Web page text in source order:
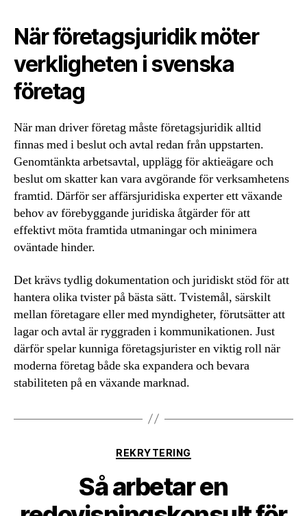
När företagsjuridik möter
verkligheten i svenska
företag
När man driver företag måste företagsjuridik alltid
finnas med i beslut och avtal redan från uppstarten.
Genomtänkta arbetsavtal, upplägg för aktieägare och
beslut om skatter kan vara avgörande för verksamhetens
framtid. Därför ser affärsjuridiska experter ett växande
behov av förebyggande juridiska åtgärder för att
effektivt möta framtida utmaningar och minimera
oväntade hinder.
Det krävs tydlig dokumentation och juridiskt stöd för att
hantera olika tvister på bästa sätt. Tvistemål, särskilt
mellan företagare eller med myndigheter, förutsätter att
lagar och avtal är ryggraden i kommunikationen. Just
därför spelar kunniga företagsjurister en viktig roll när
moderna företag både ska expandera och bevara
stabiliteten på en växande marknad.
Kategorier
REKRYTERING
Så arbetar en